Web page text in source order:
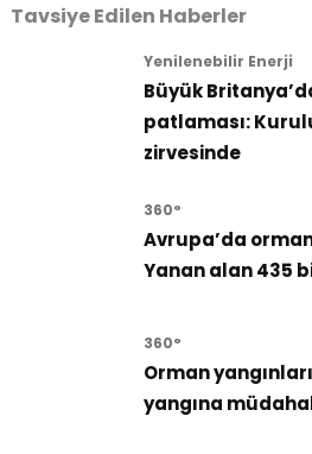
Tavsiye Edilen Haberler
Yenilenebilir Enerji
Büyük
patlaması:
zirvesinde
360°
Avrupa’da
Yanan alan 435
360°
Orman
yangına